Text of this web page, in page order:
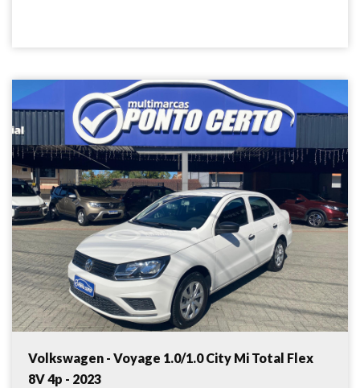
Volkswagen - Voyage 1.0/1.0 City Mi Total Flex
8V 4p - 2023